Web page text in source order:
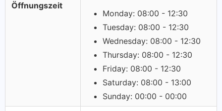
Öffnungszeit
Monday: 08:00 - 12:30
Tuesday: 08:00 - 12:30
Wednesday: 08:00 - 12:30
Thursday: 08:00 - 12:30
Friday: 08:00 - 12:30
Saturday: 08:00 - 13:00
Sunday: 00:00 - 00:00